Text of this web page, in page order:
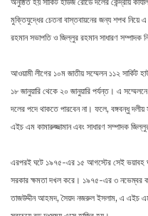
মুক্তিযুদ্ধের চেতনা বাস্তবায়নের জন্য শপথ নিয়ে
রহমান সভাপতি ও জিল্লুর রহমান সাধারণ সম্পাদক
আওয়ামী লীগের ১০ম জাতীয় সম্মেলন ১১২ সার্কিট
১৮ জানুয়ারি থেকে ২০ জানুয়ারি পর্যন্ত। এ
দলের পদে থাকতে পারবেন না। ফলে, বঙ্গবন্ধু
এইচ এম কামারুজ্জামান এবং সাধারণ সম্পাদক
এরপরই ঘটে ১৯৭৫-এর ১৫ আগস্টের সেই ভয়াবহ
সরকার ক্ষমতা দখল করে। ১৯৭৫-এর ৩ নভেম্বর
তাজউদ্দীন আহমদ, সৈয়দ নজরুল ইসলাম, এ এইচ